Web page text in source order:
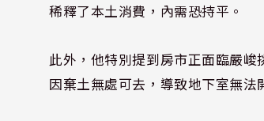
稀釋了本土消費，內需恐持平。
此外，他特別提到房市正面臨嚴
因棄土無處可去，導致地下室無